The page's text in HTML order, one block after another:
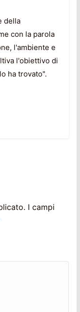
della
con la parola
l'ambiente e
l'obiettivo di
ha trovato".
I campi